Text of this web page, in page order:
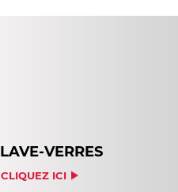
LAVE-VERRES
CLIQUEZ ICI